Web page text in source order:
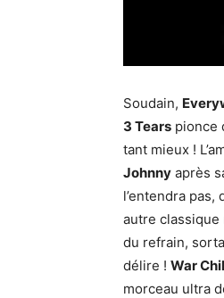
Soudain,
3 Tears pionce
tant mieux !
Johnny après
l’entendra
autre classique
du refrain,
délire ! War
morceau ultra